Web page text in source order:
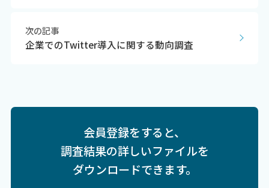
次の記事
企業でのTwitter導入に関する動向調査
会員登録をすると、
調査結果の詳しいファイルを
ダウンロードできます。